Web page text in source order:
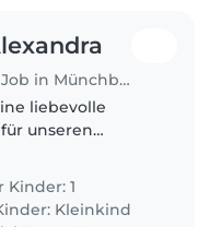
Tagesmutter Job in Münchberg
liebevolle
unseren
ein freundliches
kocht und spielt.
ist ein warmer
Kinder: 1
Kleinkind